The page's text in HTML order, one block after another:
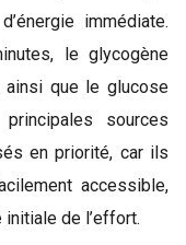
immédiate.
le glycogène
que le glucose
sources
en priorité, car ils
accessible,
initiale de l’effort.